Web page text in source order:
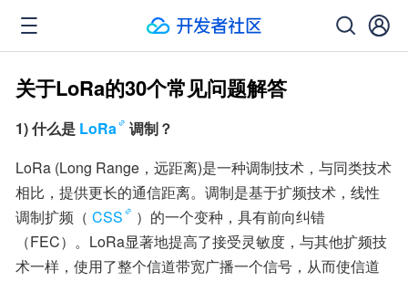
关于LoRa的30个常见问题解答
1) 什么是 LoRa
调制？
LoRa (Long Range，远距离)是一种调制技术，与同类技术
相比，提供更长的通信距离。调制是基于扩频技术，线性
调制扩频（ CSS
）的一个变种，具有前向纠错
（FEC）。LoRa显著地提高了接受灵敏度，与其他扩频技
术一样，使用了整个信道带宽广播一个信号，从而使信道